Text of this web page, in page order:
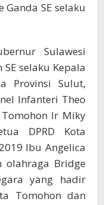
SE selaku
Sulawesi
selaku Kepala
Provinsi Sulut,
Infanteri Theo
Tomohon Ir Miky
DPRD Kota
Ibu Angelica
olahraga Bridge
yang hadir
Tomohon dan